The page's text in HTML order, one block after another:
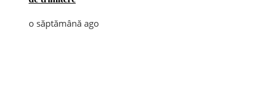
o săptămână ago